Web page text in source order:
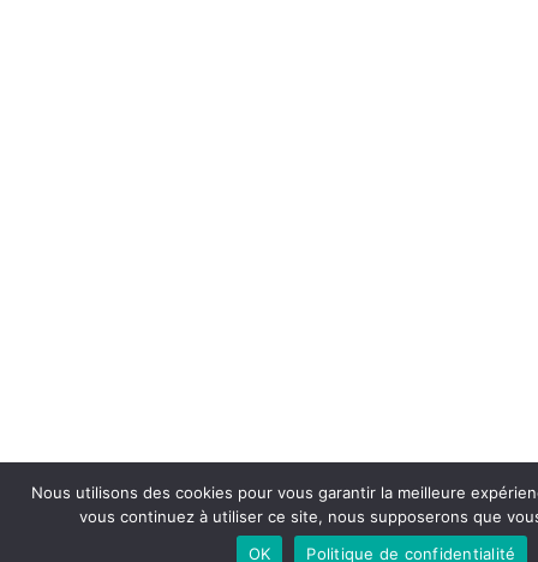
Nous utilisons des cookies pour vous garantir la meilleure
vous continuez à utiliser ce site, nous supposerons que
OK
Politique de confidentialité